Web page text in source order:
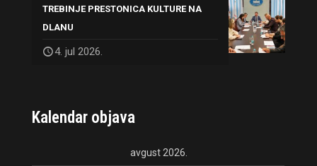
TREBINJE PRESTONICA KULTURE NA
DLANU
4. jul 2026.
Kalendar objava
avgust 2026.